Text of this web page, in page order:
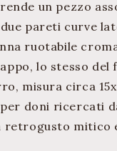
un pezzo
pareti curve
ruotabile
lo stesso
misura circa
doni ricercati
retrogusto mitico